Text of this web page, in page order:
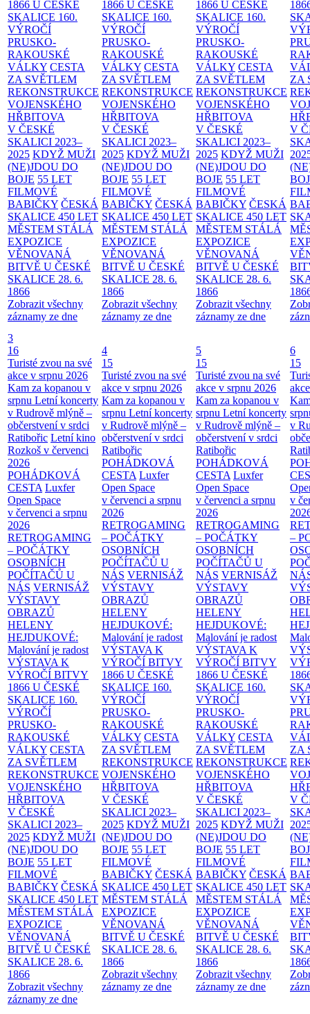
1866 U ČESKÉ
SKALICE 160.
VÝROČÍ
PRUSKO-
RAKOUSKÉ
VÁLKY CESTA
ZA SVĚTLEM
REKONSTRUKCE
VOJENSKÉHO
HŘBITOVA
V ČESKÉ
SKALICI 2023–
2025 KDYŽ MUŽI
(NE)JDOU DO
BOJE 55 LET
FILMOVÉ
BABIČKY ČESKÁ
SKALICE 450 LET
MĚSTEM STÁLÁ
EXPOZICE
VĚNOVANÁ
BITVĚ U ČESKÉ
SKALICE 28. 6.
1866
Zobrazit všechny
záznamy ze dne
1866 U ČESKÉ
SKALICE 160.
VÝROČÍ
PRUSKO-
RAKOUSKÉ
VÁLKY CESTA
ZA SVĚTLEM
REKONSTRUKCE
VOJENSKÉHO
HŘBITOVA
V ČESKÉ
SKALICI 2023–
2025 KDYŽ MUŽI
(NE)JDOU DO
BOJE 55 LET
FILMOVÉ
BABIČKY ČESKÁ
SKALICE 450 LET
MĚSTEM STÁLÁ
EXPOZICE
VĚNOVANÁ
BITVĚ U ČESKÉ
SKALICE 28. 6.
1866
Zobrazit všechny
záznamy ze dne
1866 U ČESKÉ
SKALICE 160.
VÝROČÍ
PRUSKO-
RAKOUSKÉ
VÁLKY CESTA
ZA SVĚTLEM
REKONSTRUKCE
VOJENSKÉHO
HŘBITOVA
V ČESKÉ
SKALICI 2023–
2025 KDYŽ MUŽI
(NE)JDOU DO
BOJE 55 LET
FILMOVÉ
BABIČKY ČESKÁ
SKALICE 450 LET
MĚSTEM STÁLÁ
EXPOZICE
VĚNOVANÁ
BITVĚ U ČESKÉ
SKALICE 28. 6.
1866
Zobrazit všechny
záznamy ze dne
ZA
V
3
16
Turisté zvou na své
akce v srpnu 2026
Kam za kopanou v
srpnu Letní koncerty
v Rudrově mlýně –
občerstvení v srdci
Ratibořic Letní kino
Rozkoš v červenci
2026
POHÁDKOVÁ
CESTA Luxfer
Open Space
v červenci a srpnu
2026
RETROGAMING
– POČÁTKY
OSOBNÍCH
POČÍTAČŮ U
NÁS VERNISÁŽ
VÝSTAVY
OBRAZŮ
HELENY
HEJDUKOVÉ:
Malování je radost
VÝSTAVA K
VÝROČÍ BITVY
1866 U ČESKÉ
SKALICE 160.
VÝROČÍ
PRUSKO-
RAKOUSKÉ
VÁLKY CESTA
ZA SVĚTLEM
REKONSTRUKCE
VOJENSKÉHO
HŘBITOVA
V ČESKÉ
SKALICI 2023–
2025 KDYŽ MUŽI
(NE)JDOU DO
BOJE 55 LET
FILMOVÉ
BABIČKY ČESKÁ
SKALICE 450 LET
MĚSTEM STÁLÁ
EXPOZICE
VĚNOVANÁ
BITVĚ U ČESKÉ
SKALICE 28. 6.
1866
Zobrazit všechny
záznamy ze dne
4
15
Turisté zvou na své
akce v srpnu 2026
Kam za kopanou v
srpnu Letní koncerty
v Rudrově mlýně –
občerstvení v srdci
Ratibořic
POHÁDKOVÁ
CESTA Luxfer
Open Space
v červenci a srpnu
2026
RETROGAMING
– POČÁTKY
OSOBNÍCH
POČÍTAČŮ U
NÁS VERNISÁŽ
VÝSTAVY
OBRAZŮ
HELENY
HEJDUKOVÉ:
Malování je radost
VÝSTAVA K
VÝROČÍ BITVY
1866 U ČESKÉ
SKALICE 160.
VÝROČÍ
PRUSKO-
RAKOUSKÉ
VÁLKY CESTA
ZA SVĚTLEM
REKONSTRUKCE
VOJENSKÉHO
HŘBITOVA
V ČESKÉ
SKALICI 2023–
2025 KDYŽ MUŽI
(NE)JDOU DO
BOJE 55 LET
FILMOVÉ
BABIČKY ČESKÁ
SKALICE 450 LET
MĚSTEM STÁLÁ
EXPOZICE
VĚNOVANÁ
BITVĚ U ČESKÉ
SKALICE 28. 6.
1866
Zobrazit všechny
záznamy ze dne
5
15
Turisté zvou na své
akce v srpnu 2026
Kam za kopanou v
srpnu Letní koncerty
v Rudrově mlýně –
občerstvení v srdci
Ratibořic
POHÁDKOVÁ
CESTA Luxfer
Open Space
v červenci a srpnu
2026
RETROGAMING
– POČÁTKY
OSOBNÍCH
POČÍTAČŮ U
NÁS VERNISÁŽ
VÝSTAVY
OBRAZŮ
HELENY
HEJDUKOVÉ:
Malování je radost
VÝSTAVA K
VÝROČÍ BITVY
1866 U ČESKÉ
SKALICE 160.
VÝROČÍ
PRUSKO-
RAKOUSKÉ
VÁLKY CESTA
ZA SVĚTLEM
REKONSTRUKCE
VOJENSKÉHO
HŘBITOVA
V ČESKÉ
SKALICI 2023–
2025 KDYŽ MUŽI
(NE)JDOU DO
BOJE 55 LET
FILMOVÉ
BABIČKY ČESKÁ
SKALICE 450 LET
MĚSTEM STÁLÁ
EXPOZICE
VĚNOVANÁ
BITVĚ U ČESKÉ
SKALICE 28. 6.
1866
Zobrazit všechny
záznamy ze dne
6
15
v
v
–
ZA
V